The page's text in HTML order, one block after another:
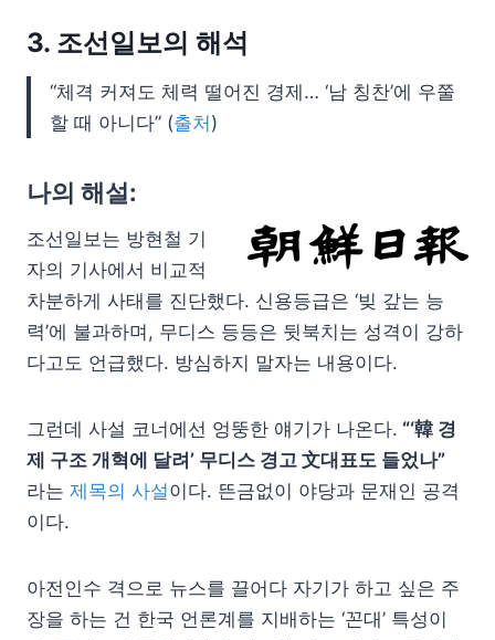
3. 조선일보의 해석
“체격 커져도 체력 떨어진 경제… ‘남 칭찬’에 우쭐
할 때 아니다” (출처 )
나의 해설:
조선일보는 방현철 기
자의 기사에서 비교적
차분하게 사태를 진단했다. 신용등급은 ‘빚 갚는 능
력’에 불과하며, 무디스 등등은 뒷북치는 성격이 강하
다고도 언급했다. 방심하지 말자는 내용이다.
그런데 사설 코너에선 엉뚱한 얘기가 나온다. “‘韓 경
제 구조 개혁에 달려’ 무디스 경고 文대표도 들었나”
라는 제목의 사설 이다. 뜬금없이 야당과 문재인 공격
이다.
아전인수 격으로 뉴스를 끌어다 자기가 하고 싶은 주
장을 하는 건 한국 언론계를 지배하는 ‘꼰대’ 특성이